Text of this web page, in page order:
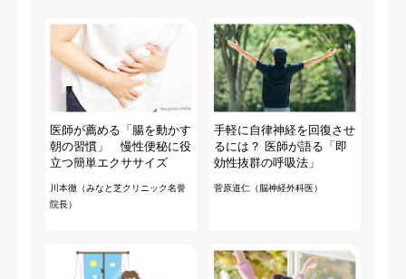
医師が薦める「腸を動かす
朝の習慣」 慢性便秘に役
立つ簡単エクササイズ
川本徹（みなと芝クリニック名誉
院長）
手軽に自律神経を回復させ
るには？ 医師が語る「即
効性抜群の呼吸法」
菅原道仁（脳神経外科医）